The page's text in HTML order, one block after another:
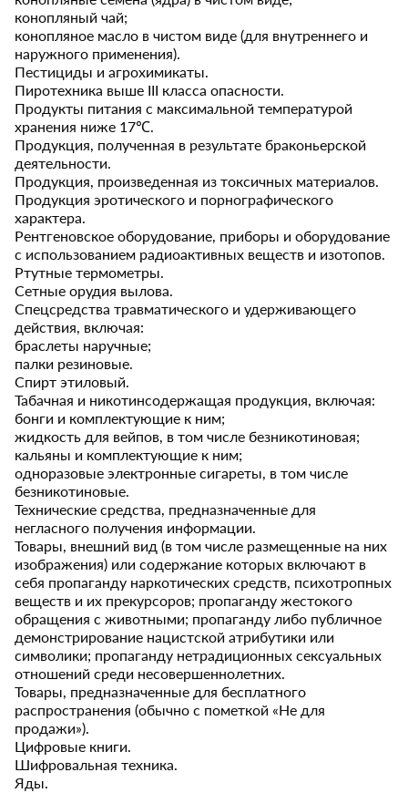
конопляный чай;
конопляное масло в чистом виде (для внутреннего и
наружного применения).
Пестициды и агрохимикаты.
Пиротехника выше III класса опасности.
Продукты питания с максимальной температурой
хранения ниже 17℃.
Продукция, полученная в результате браконьерской
деятельности.
Продукция, произведенная из токсичных материалов.
Продукция эротического и порнографического
характера.
Рентгеновское оборудование, приборы и оборудование
с использованием радиоактивных веществ и изотопов.
Ртутные термометры.
Сетные орудия вылова.
Спецсредства травматического и удерживающего
действия, включая:
браслеты наручные;
палки резиновые.
Спирт этиловый.
Табачная и никотинсодержащая продукция, включая:
бонги и комплектующие к ним;
жидкость для вейпов, в том числе безникотиновая;
кальяны и комплектующие к ним;
одноразовые электронные сигареты, в том числе
безникотиновые.
Технические средства, предназначенные для
негласного получения информации.
Товары, внешний вид (в том числе размещенные на них
изображения) или содержание которых включают в
себя пропаганду наркотических средств, психотропных
веществ и их прекурсоров; пропаганду жестокого
обращения с животными; пропаганду либо публичное
демонстрирование нацистской атрибутики или
символики; пропаганду нетрадиционных сексуальных
отношений среди несовершеннолетних.
Товары, предназначенные для бесплатного
распространения (обычно с пометкой «Не для
продажи»).
Цифровые книги.
Шифровальная техника.
Яды.